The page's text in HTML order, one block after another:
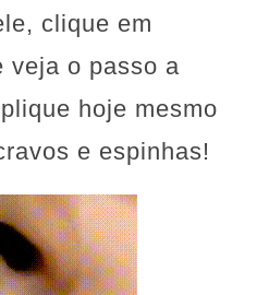
clique em
veja o passo a
hoje mesmo
e espinhas!